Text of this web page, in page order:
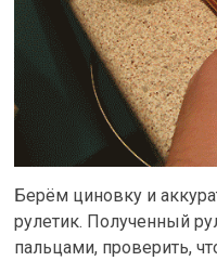
Берём циновку и
рулетик. Полученный
пальцами, проверить,